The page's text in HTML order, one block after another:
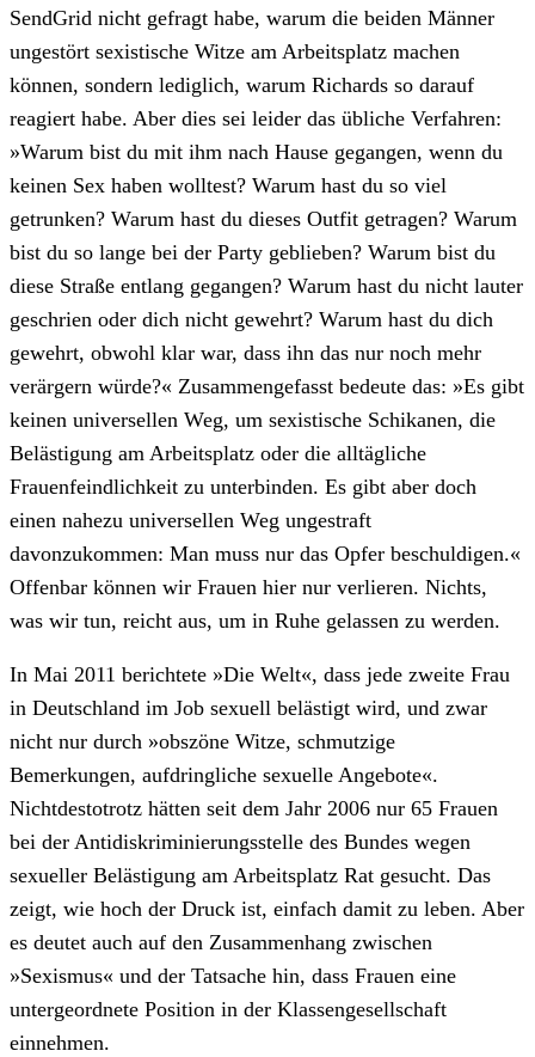
SendGrid nicht gefragt habe, warum die beiden Männer
ungestört sexistische Witze am Arbeitsplatz machen
können, sondern lediglich, warum Richards so darauf
reagiert habe. Aber dies sei leider das übliche Verfahren:
»Warum bist du mit ihm nach Hause gegangen, wenn du
keinen Sex haben wolltest? Warum hast du so viel
getrunken? Warum hast du dieses Outfit getragen? Warum
bist du so lange bei der Party geblieben? Warum bist du
diese Straße entlang gegangen? Warum hast du nicht lauter
geschrien oder dich nicht gewehrt? Warum hast du dich
gewehrt, obwohl klar war, dass ihn das nur noch mehr
verärgern würde?« Zusammengefasst bedeute das: »Es gibt
keinen universellen Weg, um sexistische Schikanen, die
Belästigung am Arbeitsplatz oder die alltägliche
Frauenfeindlichkeit zu unterbinden. Es gibt aber doch
einen nahezu universellen Weg ungestraft
davonzukommen: Man muss nur das Opfer beschuldigen.«
Offenbar können wir Frauen hier nur verlieren. Nichts,
was wir tun, reicht aus, um in Ruhe gelassen zu werden.
In Mai 2011 berichtete »Die Welt«, dass jede zweite Frau
in Deutschland im Job sexuell belästigt wird, und zwar
nicht nur durch »obszöne Witze, schmutzige
Bemerkungen, aufdringliche sexuelle Angebote«.
Nichtdestotrotz hätten seit dem Jahr 2006 nur 65 Frauen
bei der Antidiskriminierungsstelle des Bundes wegen
sexueller Belästigung am Arbeitsplatz Rat gesucht. Das
zeigt, wie hoch der Druck ist, einfach damit zu leben. Aber
es deutet auch auf den Zusammenhang zwischen
»Sexismus« und der Tatsache hin, dass Frauen eine
untergeordnete Position in der Klassengesellschaft
einnehmen.